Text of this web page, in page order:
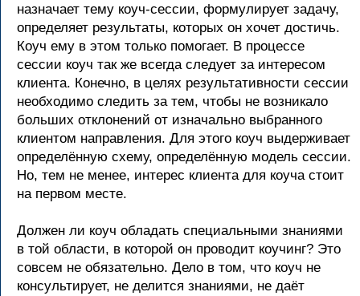
назначает тему коуч-сессии, формулирует задачу,
определяет результаты, которых он хочет достичь.
Коуч ему в этом только помогает. В процессе
сессии коуч так же всегда следует за интересом
клиента. Конечно, в целях результативности сессии
необходимо следить за тем, чтобы не возникало
больших отклонений от изначально выбранного
клиентом направления. Для этого коуч выдерживает
определённую схему, определённую модель сессии.
Но, тем не менее, интерес клиента для коуча стоит
на первом месте.
Должен ли коуч обладать специальными знаниями
в той области, в которой он проводит коучинг? Это
совсем не обязательно. Дело в том, что коуч не
консультирует, не делится знаниями, не даёт